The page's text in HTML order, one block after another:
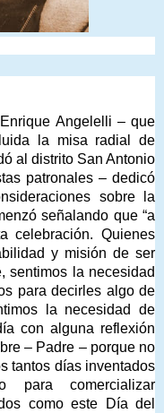
Angelelli – que
la misa radial de
al distrito San Antonio
patronales – dedicó
sobre la
señalando que “a
celebración. Quienes
y misión de ser
sentimos la necesidad
para decirles algo de
la necesidad de
con alguna reflexión
– Padre – porque no
tantos días inventados
comercializar
como este Día del